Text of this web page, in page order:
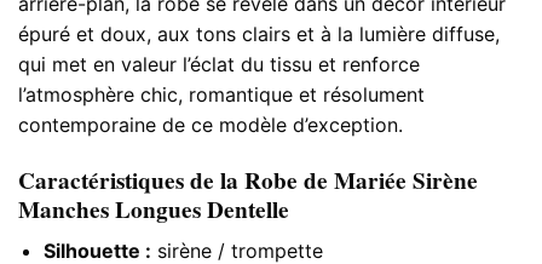
épuré et doux, aux tons clairs et à la lumière diffuse,
qui met en valeur l’éclat du tissu et renforce
l’atmosphère chic, romantique et résolument
contemporaine de ce modèle d’exception.
Caractéristiques de la Robe de Mariée Sirène
Manches Longues Dentelle
Silhouette : sirène / trompette